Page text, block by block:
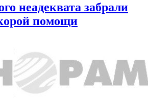
неадеквата забрали
помощи